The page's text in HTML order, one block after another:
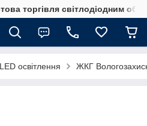
торгiвля свiтлодiодним
LED освітлення ЖКГ